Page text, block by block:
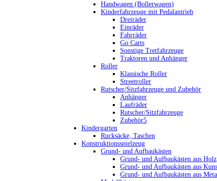
Handwagen (Bollerwagen)
Kinderfahrzeuge mit Pedalantrieb
Dreiräder
Einräder
Fahrräder
Go Carts
Sonstige Tretfahrzeuge
Traktoren und Anhänger
Roller
Klassische Roller
Streetroller
Rutscher/Sitzfahrzeuge und Zubehör
Anhänger
Laufräder
Rutscher/Sitzfahrzeuge
Zubehör5
Kindergarten
Rucksäcke, Taschen
Konstruktionsspielzeug
Grund- und Aufbaukästen
Grund- und Aufbaukästen aus Holz
Grund- und Aufbaukästen aus
Grund- und Aufbaukästen aus